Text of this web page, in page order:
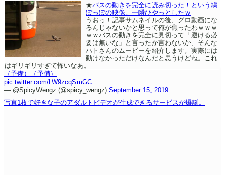
★バスの動きを完全に読み切った！という鳩
ぽっぽの映像。一瞬ひやっとしたｗ
うおっ！記事サムネイルの後、グロ動画にな
るんじゃないかと思って俺が焦ったわｗｗｗ
ｗｗバスの動きを完全に見切って「避ける必
要は無いな」と言ったか言わないか、そんな
ハトさんのムービーを紹介します。実際には
動けなかっただけなんだと思うけどね。これ
はギリギリすぎて怖いなあ。
（予備）
（予備）
pic.twitter.com/LW9zcqSmGC
— @SpicyWengz (@spicy_wengz) September 15, 2019
写真1枚で好きな子のアダルトビデオが生成できるサービスが爆誕。